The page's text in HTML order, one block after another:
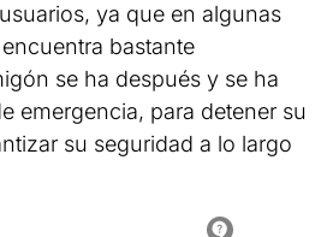
ya que en algunas
bastante
se ha después y se ha
emergencia, para detener su
su seguridad a lo largo